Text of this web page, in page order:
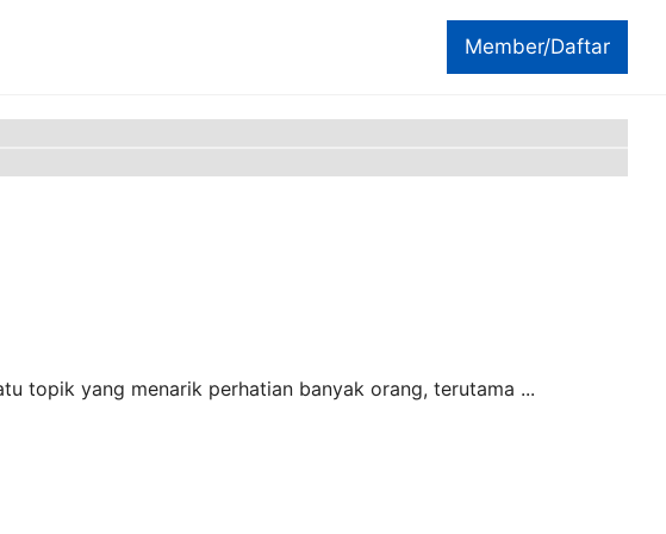
Member/Daftar
topik yang menarik perhatian banyak orang, terutama ...